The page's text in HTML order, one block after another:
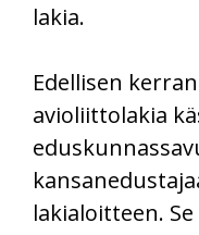
lakia.
Edellisen
avioliittolakia
lakialoitteen.